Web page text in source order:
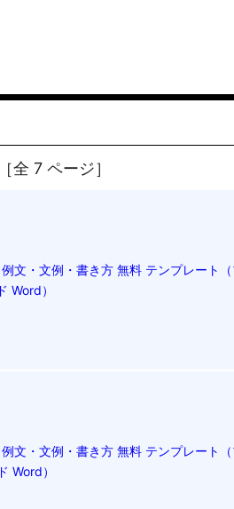
［全 7 ページ］
文・文例・書き方 無料 テンプレート
Word）
文・文例・書き方 無料 テンプレート
Word）